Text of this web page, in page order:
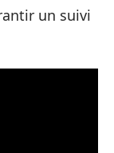
un suivi